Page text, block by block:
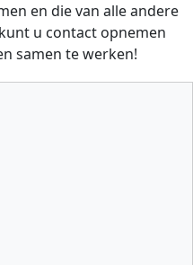
en die van alle andere
u contact opnemen
samen te werken!